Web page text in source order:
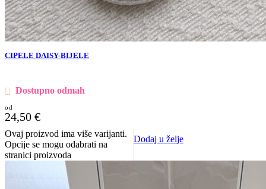
CIPELE DAISY-BIJELE
Dostupno odmah
24,50 €
Ovaj proizvod ima više varijanti.
Opcije se mogu odabrati na
stranici proizvoda
Dodaj u želje